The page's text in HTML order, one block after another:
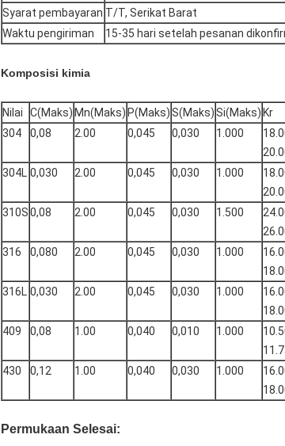
Syarat pembayaran T/T, Serikat Barat
Waktu pengiriman
15-35 hari setelah pesanan
Komposisi kimia
Nilai C(Maks) Mn(Maks) P(Maks)S(Maks)Si(Maks) Kr
304
0,08 2.00 0,045 0,030 1.000
304L 0,030 2.00 0,045 0,030 1.000
310S0,08 2.00 0,045 0,030 1.500
316 0,080 2.00 0,045 0,030 1.000
316L 0,030 2.00 0,045 0,030 1.000
409 0,08 1.00 0,040 0,010 1.000
430 0,12 1.00 0,040 0,030 1.000
Permukaan Selesai: